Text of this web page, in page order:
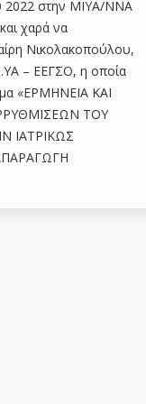
2022 στην ΜΙΥΑ/ΝΝΑ
και χαρά να
Νικολακοπούλου,
– ΕΕΓΣΟ, η οποία
«ΕΡΜΗΝΕΙΑ ΚΑΙ
ΤΟΥ
ΙΑΤΡΙΚΩΣ